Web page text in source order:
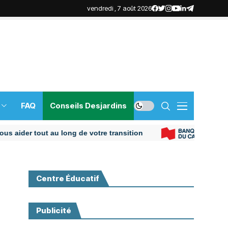
vendredi , 7 août 2026
FAQ Conseils Desjardins
tout au long de votre transition
Centre Éducatif
Publicité